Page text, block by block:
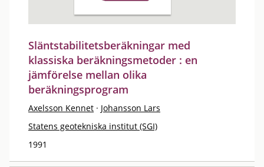
Släntstabilitetsberäkningar med
klassiska beräkningsmetoder : en
jämförelse mellan olika
beräkningsprogram
Axelsson Kennet · Johansson Lars
Statens geotekniska institut (SGI)
1991